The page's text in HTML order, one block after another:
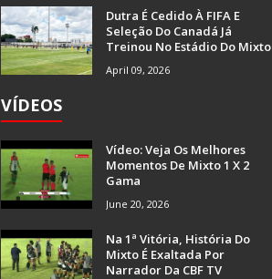
Dutra É Cedido À FIFA E
Seleção Do Canadá Já
Treinou No Estádio Do Mixto
April 09, 2026
VÍDEOS
Vídeo: Veja Os Melhores
Momentos De Mixto 1 X 2
Gama
June 20, 2026
Na 1ª Vitória, História Do
Mixto É Exaltada Por
Narrador Da CBF TV